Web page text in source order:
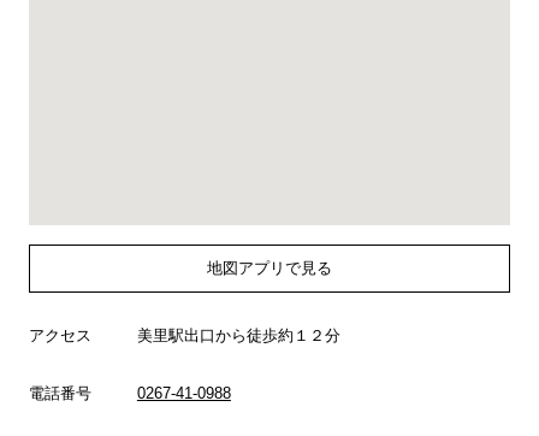
地図アプリで見る
アクセス 美里駅出口から徒歩約１２分
電話番号 0267-41-0988